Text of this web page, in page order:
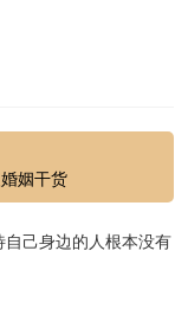
姻干货
自己身边的人根本没有